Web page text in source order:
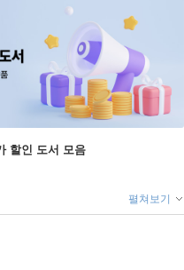
할인 도서 모음
펼쳐보기